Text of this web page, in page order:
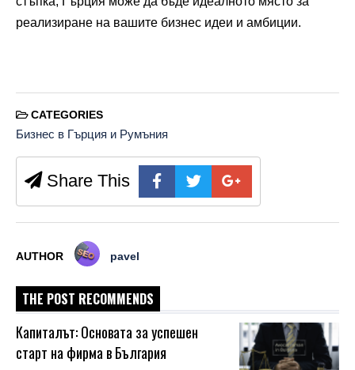
реализиране на вашите бизнес идеи и амбиции.
CATEGORIES
Бизнес в Гърция и Румъния
Share This
AUTHOR pavel
THE POST RECOMMENDS
Капиталът: Основата за успешен
старт на фирма в България